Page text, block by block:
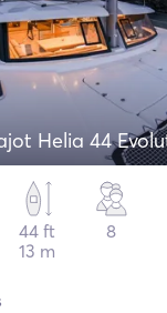
Helia 44
44 ft
13 m
8